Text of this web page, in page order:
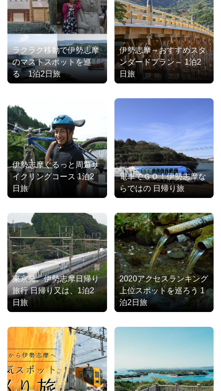
ラクラク移動で伊勢志摩
のマストスポットを巡
る 1泊2日旅
伊勢志摩～おすすめスタ
ンダードプラン～ 1泊2
日旅
伊勢志摩ぐるっと周遊サ
イクリングコース 1泊2
日旅
電車でＧＯ！伊勢志摩な
らではの 日帰り旅
東京発、伊勢志摩日帰り
旅行 日帰り又は、1泊2
日旅
2020アクセスランキング
上位スポットを巡ろう 1
泊2日旅